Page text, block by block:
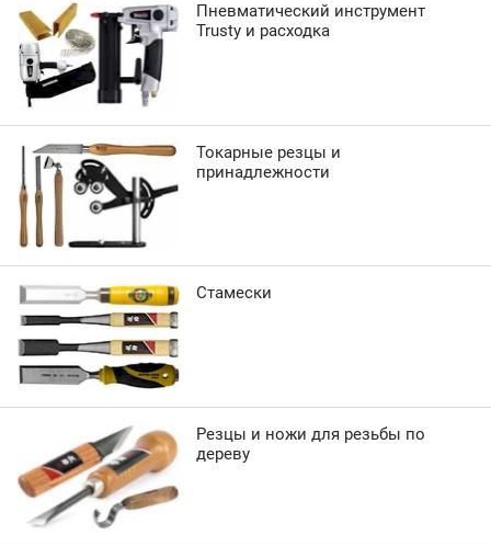
Пневматический инструмент
Trusty и расходка
Токарные резцы и
принадлежности
Стамески
Резцы и ножи для резьбы по
дереву